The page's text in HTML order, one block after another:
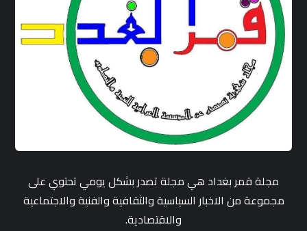
مجلة قمر بغداد هي مجلة تصدر بشكل يومي تحتوي على
مجموعة من الاخبار السياسية والثقافية والفنية والاجتماعية
والاقتصادية.